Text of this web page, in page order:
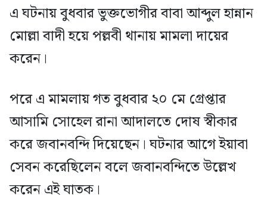
এ ঘটনায় বুধবার ভুক্তভোগীর বাবা আব্দুল হান্নান
মোল্লা বাদী হয়ে পল্লবী থানায় মামলা দায়ের
করেন।
পরে এ মামলায় গত বুধবার ২০ মে গ্রেপ্তার
আসামি সোহেল রানা আদালতে দোষ স্বীকার
করে জবানবন্দি দিয়েছেন। ঘটনার আগে ইয়াবা
সেবন করেছিলেন বলে জবানবন্দিতে উল্লেখ
করেন এই ঘাতক।